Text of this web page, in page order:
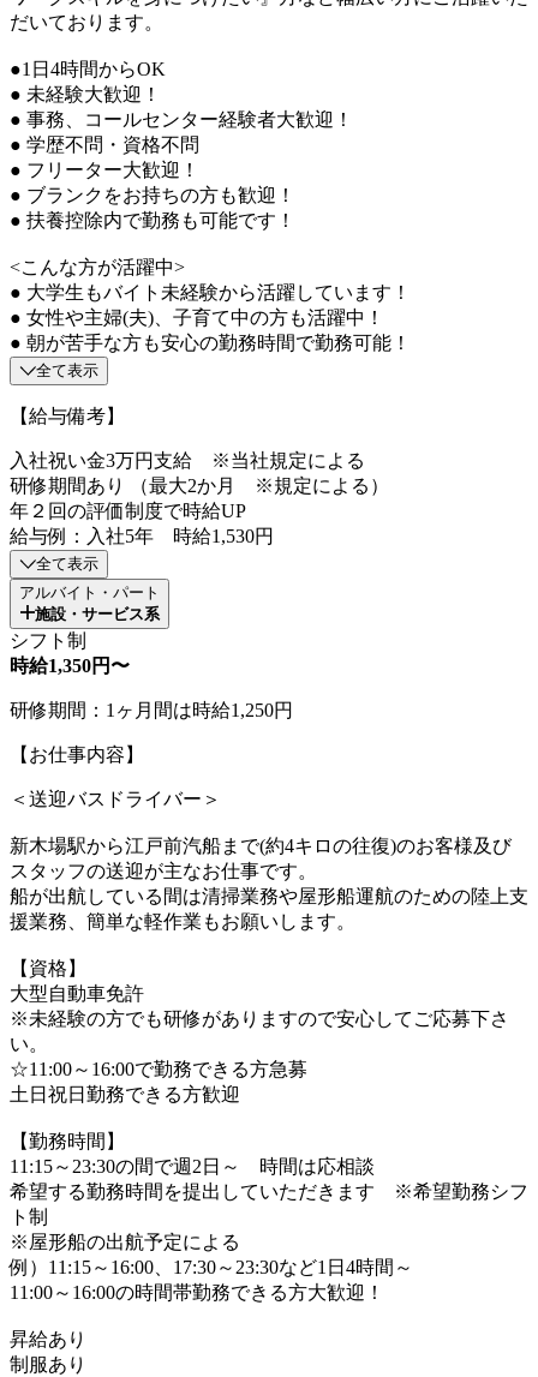
だいております。
●1日4時間からOK
● 未経験大歓迎！
● 事務、コールセンター経験者大歓迎！
● 学歴不問・資格不問
● フリーター大歓迎！
● ブランクをお持ちの方も歓迎！
● 扶養控除内で勤務も可能です！
<こんな方が活躍中>
● 大学生もバイト未経験から活躍しています！
● 女性や主婦(夫)、子育て中の方も活躍中！
● 朝が苦手な方も安心の勤務時間で勤務可能！
全て表示
【給与備考】
入社祝い金3万円支給 ※当社規定による
研修期間あり （最大2か月 ※規定による）
年２回の評価制度で時給UP
給与例：入社5年 時給1,530円
全て表示
アルバイト・パート
施設・サービス系
シフト制
時給1,350円〜
研修期間：1ヶ月間は時給1,250円
【お仕事内容】
＜送迎バスドライバー＞
新木場駅から江戸前汽船まで(約4キロの往復)のお客様及び
スタッフの送迎が主なお仕事です。
船が出航している間は清掃業務や屋形船運航のための陸上支
援業務、簡単な軽作業もお願いします。
【資格】
大型自動車免許
※未経験の方でも研修がありますので安心してご応募下さ
い。
☆11:00～16:00で勤務できる方急募
土日祝日勤務できる方歓迎
【勤務時間】
11:15～23:30の間で週2日～ 時間は応相談
希望する勤務時間を提出していただきます ※希望勤務シフ
ト制
※屋形船の出航予定による
例）11:15～16:00、17:30～23:30など1日4時間～
11:00～16:00の時間帯勤務できる方大歓迎！
昇給あり
制服あり